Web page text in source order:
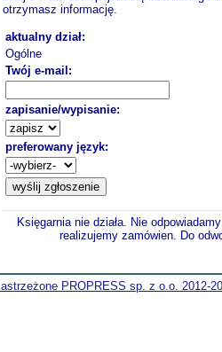
otrzymasz informację.
aktualny dział:
Ogólne
Twój e-mail:
zapisanie/wypisanie:
preferowany język:
Księgarnia nie działa. Nie
realizujemy zamówien. Do
PROPRESS sp. z o.o. 2012-